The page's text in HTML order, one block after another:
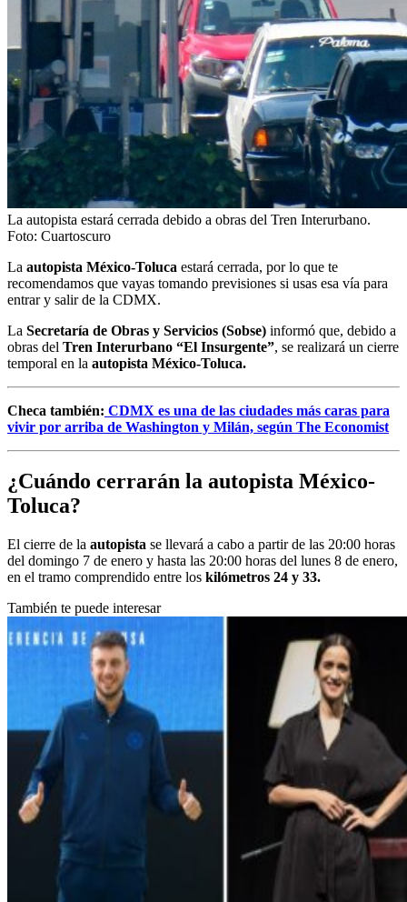
La autopista estará cerrada debido a obras del Tren Interurbano.
Foto: Cuartoscuro
La autopista México-Toluca estará cerrada, por lo que te
recomendamos que vayas tomando previsiones si usas esa vía para
entrar y salir de la CDMX.
La Secretaría de Obras y Servicios (Sobse) informó que, debido a
obras del Tren Interurbano “El Insurgente”, se realizará un cierre
temporal en la autopista México-Toluca.
Checa también: CDMX es una de las ciudades más caras para
vivir por arriba de Washington y Milán, según The Economist
¿Cuándo cerrarán la autopista México-
Toluca?
El cierre de la autopista se llevará a cabo a partir de las 20:00 horas
del domingo 7 de enero y hasta las 20:00 horas del lunes 8 de enero,
en el tramo comprendido entre los kilómetros 24 y 33.
También te puede interesar